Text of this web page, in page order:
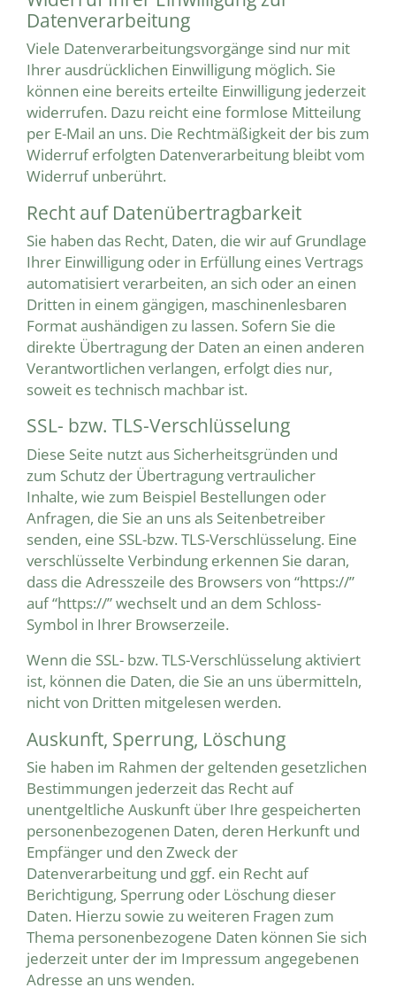
Datenverarbeitung
Viele Datenverarbeitungsvorgänge sind nur mit
Ihrer ausdrücklichen Einwilligung möglich. Sie
können eine bereits erteilte Einwilligung jederzeit
widerrufen. Dazu reicht eine formlose Mitteilung
per E-Mail an uns. Die Rechtmäßigkeit der bis zum
Widerruf erfolgten Datenverarbeitung bleibt vom
Widerruf unberührt.
Recht auf Datenübertragbarkeit
Sie haben das Recht, Daten, die wir auf Grundlage
Ihrer Einwilligung oder in Erfüllung eines Vertrags
automatisiert verarbeiten, an sich oder an einen
Dritten in einem gängigen, maschinenlesbaren
Format aushändigen zu lassen. Sofern Sie die
direkte Übertragung der Daten an einen anderen
Verantwortlichen verlangen, erfolgt dies nur,
soweit es technisch machbar ist.
SSL- bzw. TLS-Verschlüsselung
Diese Seite nutzt aus Sicherheitsgründen und
zum Schutz der Übertragung vertraulicher
Inhalte, wie zum Beispiel Bestellungen oder
Anfragen, die Sie an uns als Seitenbetreiber
senden, eine SSL-bzw. TLS-Verschlüsselung. Eine
verschlüsselte Verbindung erkennen Sie daran,
dass die Adresszeile des Browsers von “https://”
auf “https://” wechselt und an dem Schloss-
Symbol in Ihrer Browserzeile.
Wenn die SSL- bzw. TLS-Verschlüsselung aktiviert
ist, können die Daten, die Sie an uns übermitteln,
nicht von Dritten mitgelesen werden.
Auskunft, Sperrung, Löschung
Sie haben im Rahmen der geltenden gesetzlichen
Bestimmungen jederzeit das Recht auf
unentgeltliche Auskunft über Ihre gespeicherten
personenbezogenen Daten, deren Herkunft und
Empfänger und den Zweck der
Datenverarbeitung und ggf. ein Recht auf
Berichtigung, Sperrung oder Löschung dieser
Daten. Hierzu sowie zu weiteren Fragen zum
Thema personenbezogene Daten können Sie sich
jederzeit unter der im Impressum angegebenen
Adresse an uns wenden.